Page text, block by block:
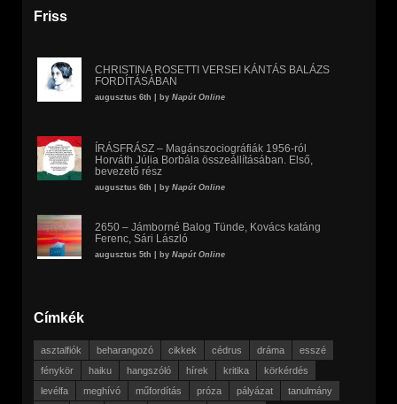
Friss
CHRISTINA ROSETTI VERSEI KÁNTÁS BALÁZS
FORDÍTÁSÁBAN
augusztus 6th | by Napút Online
ÍRÁSFRÁSZ – Magánszociográfiák 1956-ról
Horváth Júlia Borbála összeállításában. Első,
bevezető rész
augusztus 6th | by Napút Online
2650 – Jámborné Balog Tünde, Kovács katáng
Ferenc, Sári László
augusztus 5th | by Napút Online
Címkék
asztalfiók beharangozó cikkek cédrus dráma
esszé
fénykör
haiku hangszóló hírek kritika
körkérdés
levélfa
meghívó műfordítás próza pályázat
tanulmány